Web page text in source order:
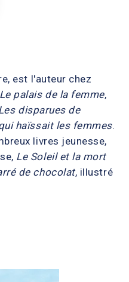
est l'auteur chez
Le palais de la femme,
disparues de
haïssait les femmes.
livres jeunesse,
Le Soleil et la mort
de chocolat, illustré